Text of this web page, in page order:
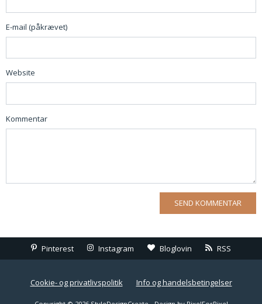
E-mail (påkrævet)
Website
Kommentar
Pinterest Instagram Bloglovin RSS
Cookie- og privatlivspolitik Info og handelsbetingelser